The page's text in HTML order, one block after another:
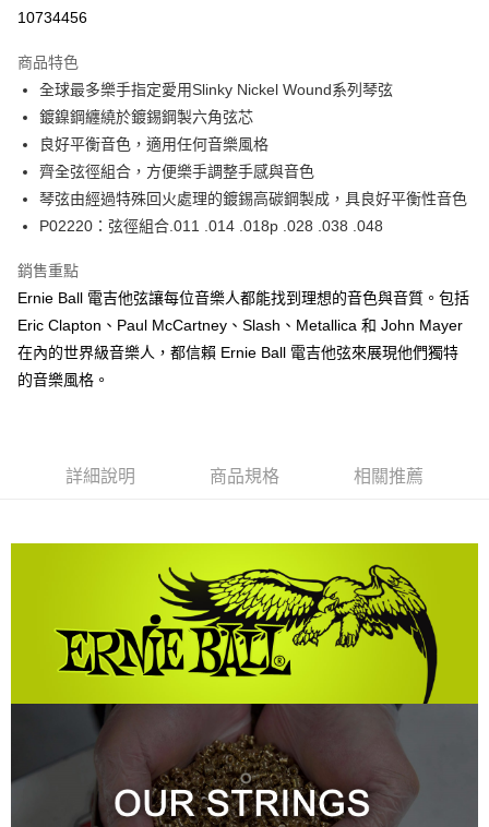
上海商業儲蓄銀行
臺灣中小企業銀行
匯豐（台灣）商業銀行
華泰商業銀行
聯邦商業銀行
元大商業銀行
永豐商業銀行
玉山商業銀行
星展（台灣）商業銀行
台灣樂天信用卡公司
合作金庫商業銀行
上海商業儲蓄銀行
國泰世華商業銀行
兆豐國際商業銀行
匯豐（台灣）商業銀行
聯邦商業銀行
遠東國際商業銀行
元大商業銀行
永豐商業銀行
玉山商業銀行
星展（台灣）商業銀行
台新國際商業銀行
中國信託商業銀行
12 期 0 利率 每期
華南商業銀行
上海商業儲蓄銀行
台北富邦商業銀行
國泰世華商業銀行
臺灣中小企業銀行
台中商業銀行
聯邦商業銀行
遠東國際商業銀行
元大商業銀行
永豐商業銀行
玉山商業銀行
星展（台灣）商業銀行
台灣樂天信用卡公司
LINE Pay
街口支付
悠遊付
全盈+PAY
AFTEE先享後付
相關說明
【關於「AFTEE先享後付」】
３．安心：先確認商品／服務後，再付款。
１．於結帳方式選擇「AFTEE先享後付」後，將跳轉至「AFTEE先享後付」
２．訂單成立數日內，您將收到繳費通知簡訊。
３．收到繳費通知簡訊後14天內，點擊此簡訊中的連結，可透過四大超商／
ATM／網路銀行／等多元方式進行付款，方視為交易完成。
※ 請注意：結帳手續完成當下不需立刻繳費，但若您需要取消訂單，請聯絡
購買商品的店家。未經商家同意取消之訂單仍視為有效，需透過AFTEE先享
後付繳納相關費用。
※ 交易是否成功請以「AFTEE先享後付 」之結帳頁面顯示為準，若有關於
是否繳費成功／繳費後需取消欲退款等相關疑問，請聯繫「AFTEE先享後付
https://netprotections.freshdesk.com/support/home
【注意事項】
１．透過由恩沛科技股份有限公司提供之「AFTEE先享後付」服務完成之交
易，需依本服務之必要範圍內提供個人資料，並將交易相關給付款項請求債
全家取貨付款
每筆NT$60，滿NT$899(含以上)免運費
7-11取貨付款
每筆NT$60，滿NT$899(含以上)免運費
每筆NT$60，滿NT$899(含以上)免運費
宅配
每筆NT$105，滿NT$899(含以上)免運費
10734456
商品特色
全球最多樂手指定愛用Slinky Nickel Wound系列琴弦
鍍鎳鋼纏繞於鍍錫鋼製六角弦芯
良好平衡音色，適用任何音樂風格
齊全弦徑組合，方便樂手調整手感與音色
琴弦由經過特殊回火處理的鍍錫高碳鋼製成，具良好平衡性音色
P02220：弦徑組合.011 .014 .018p .028 .038 .048
銷售重點
Ernie Ball 電吉他弦讓每位音樂人都能找到理想的音色與音質。包括
Eric Clapton、Paul McCartney、Slash、Metallica 和 John Mayer
在內的世界級音樂人，都信賴 Ernie Ball 電吉他弦來展現他們獨特
的音樂風格。
詳細說明 商品規格 相關推薦